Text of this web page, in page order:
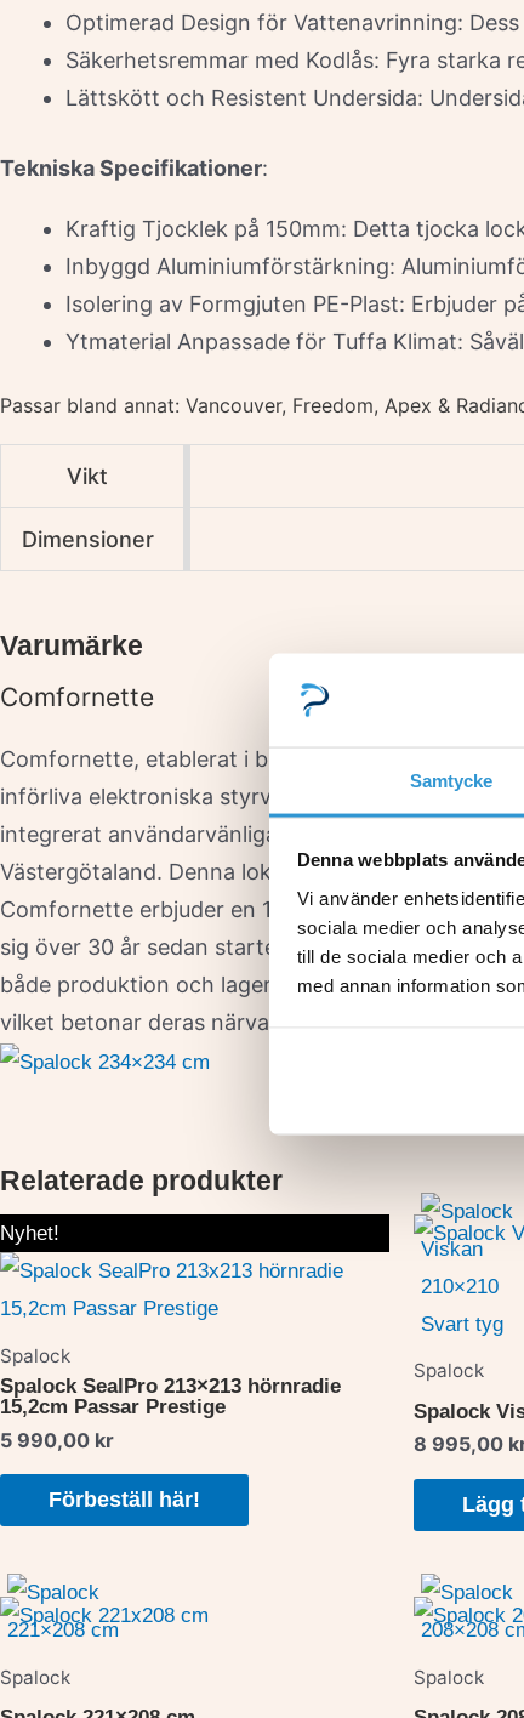
Samtycke
Denna webbplats
Vi använder
sociala medier och
till de sociala medier och
med annan information
Optimerad Design för Vattenavrinning:
Säkerhetsremmar med Kodlås: Fyra starka
Lättskött och Resistent Undersida:
Tekniska Specifikationer:
Kraftig Tjocklek på 150mm: Detta tjocka
Inbyggd Aluminiumförstärkning:
Isolering av Formgjuten PE-Plast: Erbjuder
Ytmaterial Anpassade för Tuffa Klimat:
Passar bland annat: Vancouver, Freedom, Apex &
Vikt
Dimensioner
Varumärke
Comfornette
Comfornette, etablerat i branschen för badkar
införliva elektroniska styrventiler i sina
integrerat användarvänliga kontrollpaneler i sina
Västergötaland. Denna lokalisering är en del av
Comfornette erbjuder en 10-årig garanti på
sig över 30 år sedan starten 1992, har
både produktion och lager i Skene. Företaget
vilket betonar deras närvaro och tillgänglighet för
Relaterade produkter
Nyhet!
Spalock
Spalock SealPro 213×213 hörnradie
15,2cm Passar Prestige
5 990,00 kr
Förbeställ här!
Spalock
Spalock
8 995,00
Lägg
Spalock
Spalock